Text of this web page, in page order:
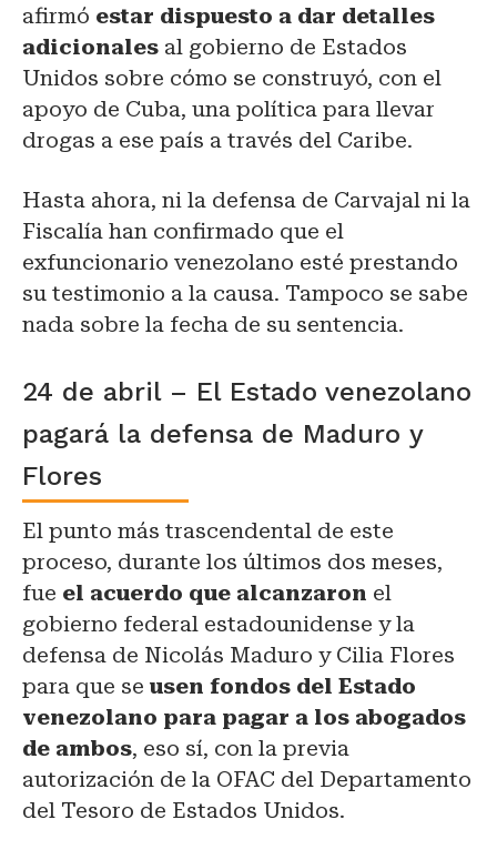
afirmó estar dispuesto a dar detalles
adicionales al gobierno de Estados
Unidos sobre cómo se construyó, con el
apoyo de Cuba, una política para llevar
drogas a ese país a través del Caribe.
Hasta ahora, ni la defensa de Carvajal ni la
Fiscalía han confirmado que el
exfuncionario venezolano esté prestando
su testimonio a la causa. Tampoco se sabe
nada sobre la fecha de su sentencia.
24 de abril – El Estado venezolano
pagará la defensa de Maduro y
Flores
El punto más trascendental de este
proceso, durante los últimos dos meses,
fue el acuerdo que alcanzaron el
gobierno federal estadounidense y la
defensa de Nicolás Maduro y Cilia Flores
para que se usen fondos del Estado
venezolano para pagar a los abogados
de ambos, eso sí, con la previa
autorización de la OFAC del Departamento
del Tesoro de Estados Unidos.